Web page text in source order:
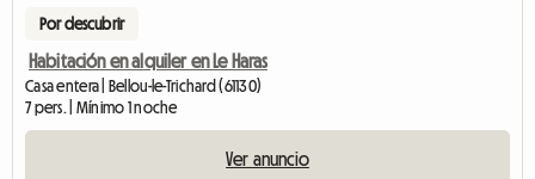
Por descubrir
Habitación en alquiler en Le Haras
Casa entera | Bellou-le-Trichard (61130)
7 pers. | Mínimo 1 noche
Ver anuncio